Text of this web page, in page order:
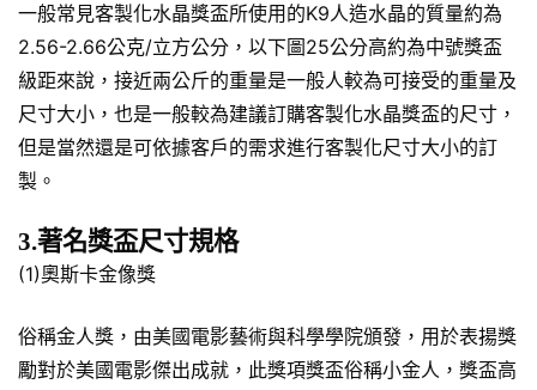
一般常見客製化水晶獎盃所使用的K9人造水晶的質量約為
2.56-2.66公克/立方公分，以下圖25公分高約為中號獎盃
級距來說，接近兩公斤的重量是一般人較為可接受的重量及
尺寸大小，也是一般較為建議訂購客製化水晶獎盃的尺寸，
但是當然還是可依據客戶的需求進行客製化尺寸大小的訂
製。
3.著名獎盃尺寸規格
(1)奧斯卡金像獎
俗稱金人獎，由美國電影藝術與科學學院頒發，用於表揚獎
勵對於美國電影傑出成就，此獎項獎盃俗稱小金人，獎盃高